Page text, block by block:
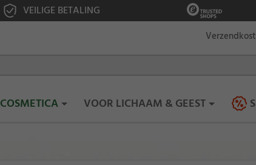
VEILIGE BETALING
COSMETICA VOOR LICHAAM & GEEST